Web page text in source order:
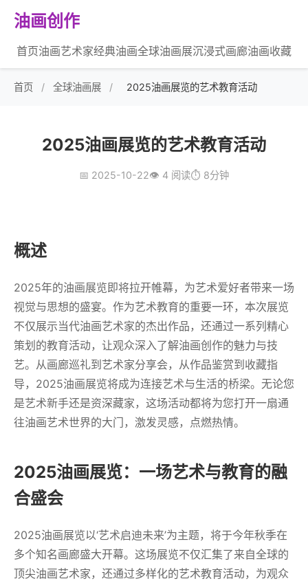
油画创作
首页油画艺术家经典油画全球油画展沉浸式画廊油画收藏
首页 / 全球油画展 / 2025油画展览的艺术教育活动
2025油画展览的艺术教育活动
📅 2025-10-22👁️ 4 阅读⏱️ 8分钟
概述
2025年的油画展览即将拉开帷幕，为艺术爱好者带来一场
视觉与思想的盛宴。作为艺术教育的重要一环，本次展览
不仅展示当代油画艺术家的杰出作品，还通过一系列精心
策划的教育活动，让观众深入了解油画创作的魅力与技
艺。从画廊巡礼到艺术家分享会，从作品鉴赏到收藏指
导，2025油画展览将成为连接艺术与生活的桥梁。无论您
是艺术新手还是资深藏家，这场活动都将为您打开一扇通
往油画艺术世界的大门，激发灵感，点燃热情。
2025油画展览：一场艺术与教育的融
合盛会
2025油画展览以‘艺术启迪未来’为主题，将于今年秋季在
多个知名画廊盛大开幕。这场展览不仅汇集了来自全球的
顶尖油画艺术家，还通过多样化的艺术教育活动，为观众